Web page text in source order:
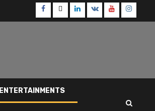
Facebook
TwitterLinkedin
VK Youtube
ENTERTAINMENTS